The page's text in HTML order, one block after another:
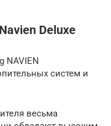
Deluxe
NAVIEN
систем и
весьма